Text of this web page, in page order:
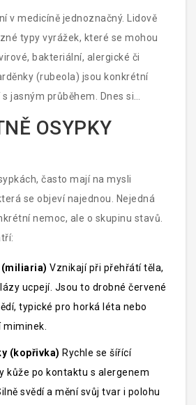
kožní projevy zmizí za pár
lékařskou pozornost nebo
Pochopení toho, co přesně
vám pomůže reagovat rychle
v medicíně jednoznačný. Lidově
typy vyrážek, které se mohou
bakteriální, alergické či
(rubeola) jsou konkrétní
jasným průběhem. Dnes si
jednotlivé typy, jak se liší a
lékaře.OSYPKY
často mají na mysli
se objeví najednou. Nejedná
nemoc, ale o skupinu stavů.
(miliaria) Vznikají při přehřátí těla,
ucpejí. Jsou to drobné červené
typické pro horká léta nebo
miminek.
(kopřivka) Rychle se šířící
kůže po kontaktu s alergenem
svědí a mění svůj tvar i polohu